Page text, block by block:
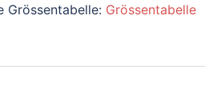
Grössentabelle: Grössentabelle